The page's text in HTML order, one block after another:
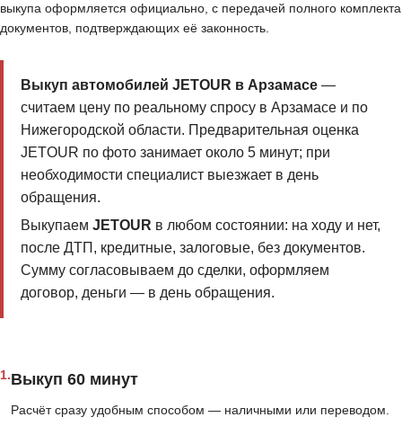
выкупа оформляется официально, с передачей полного комплекта
документов, подтверждающих её законность.
Выкуп автомобилей JETOUR в Арзамасе—
считаем цену по реальному спросу в Арзамасе и по
Нижегородской области. Предварительная оценка
JETOUR по фото занимает около 5 минут; при
необходимости специалист выезжает в день
обращения.
Выкупаем JETOUR в любом состоянии: на ходу и нет,
после ДТП, кредитные, залоговые, без документов.
Сумму согласовываем до сделки, оформляем
договор, деньги — в день обращения.
1.Выкуп 60 минут
Расчёт сразу удобным способом — наличными или переводом.